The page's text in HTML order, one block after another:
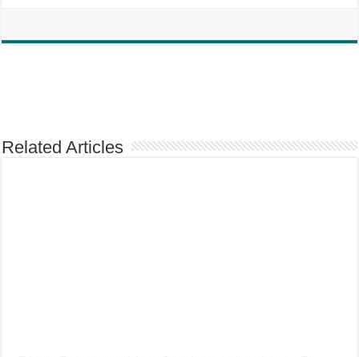
Related Articles